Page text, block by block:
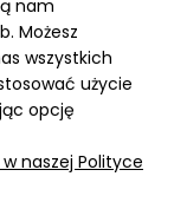
nam
Możesz
wszystkich
użycie
opcję
naszej Polityce